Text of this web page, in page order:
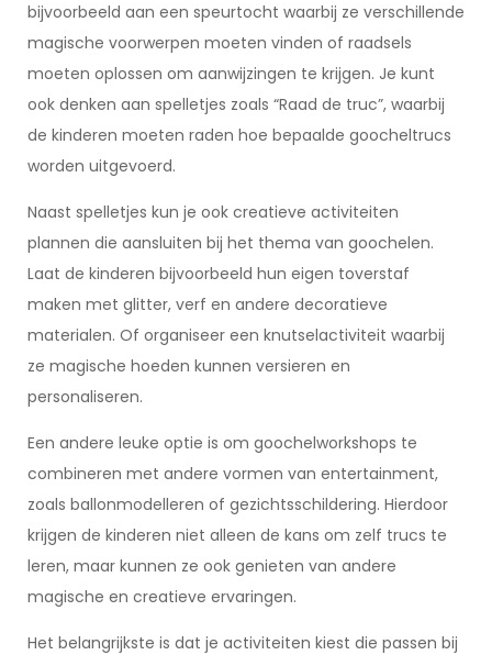
bijvoorbeeld aan een speurtocht waarbij ze verschillende
magische voorwerpen moeten vinden of raadsels
moeten oplossen om aanwijzingen te krijgen. Je kunt
ook denken aan spelletjes zoals “Raad de truc”, waarbij
de kinderen moeten raden hoe bepaalde goocheltrucs
worden uitgevoerd.
Naast spelletjes kun je ook creatieve activiteiten
plannen die aansluiten bij het thema van goochelen.
Laat de kinderen bijvoorbeeld hun eigen toverstaf
maken met glitter, verf en andere decoratieve
materialen. Of organiseer een knutselactiviteit waarbij
ze magische hoeden kunnen versieren en
personaliseren.
Een andere leuke optie is om goochelworkshops te
combineren met andere vormen van entertainment,
zoals ballonmodelleren of gezichtsschildering. Hierdoor
krijgen de kinderen niet alleen de kans om zelf trucs te
leren, maar kunnen ze ook genieten van andere
magische en creatieve ervaringen.
Het belangrijkste is dat je activiteiten kiest die passen bij